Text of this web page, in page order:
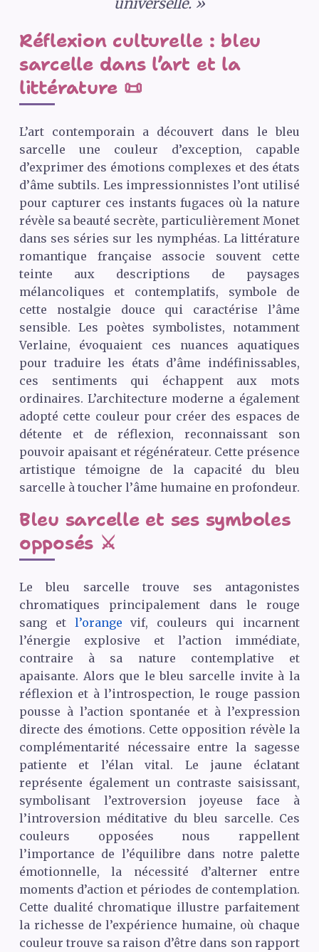
Réflexion culturelle : bleu
sarcelle dans l’art et la
littérature 📜
L’art contemporain a découvert dans le bleu
sarcelle une couleur d’exception, capable
d’exprimer des émotions complexes et des états
d’âme subtils. Les impressionnistes l’ont utilisé
pour capturer ces instants fugaces où la nature
révèle sa beauté secrète, particulièrement Monet
dans ses séries sur les nymphéas. La littérature
romantique française associe souvent cette
teinte aux descriptions de paysages
mélancoliques et contemplatifs, symbole de
cette nostalgie douce qui caractérise l’âme
sensible. Les poètes symbolistes, notamment
Verlaine, évoquaient ces nuances aquatiques
pour traduire les états d’âme indéfinissables,
ces sentiments qui échappent aux mots
ordinaires. L’architecture moderne a également
adopté cette couleur pour créer des espaces de
détente et de réflexion, reconnaissant son
pouvoir apaisant et régénérateur. Cette présence
artistique témoigne de la capacité du bleu
sarcelle à toucher l’âme humaine en profondeur.
Bleu sarcelle et ses symboles
opposés ⚔️
Le bleu sarcelle trouve ses antagonistes
chromatiques principalement dans le rouge
sang et l’orange vif, couleurs qui incarnent
l’énergie explosive et l’action immédiate,
contraire à sa nature contemplative et
apaisante. Alors que le bleu sarcelle invite à la
réflexion et à l’introspection, le rouge passion
pousse à l’action spontanée et à l’expression
directe des émotions. Cette opposition révèle la
complémentarité nécessaire entre la sagesse
patiente et l’élan vital. Le jaune éclatant
représente également un contraste saisissant,
symbolisant l’extroversion joyeuse face à
l’introversion méditative du bleu sarcelle. Ces
couleurs opposées nous rappellent
l’importance de l’équilibre dans notre palette
émotionnelle, la nécessité d’alterner entre
moments d’action et périodes de contemplation.
Cette dualité chromatique illustre parfaitement
la richesse de l’expérience humaine, où chaque
couleur trouve sa raison d’être dans son rapport